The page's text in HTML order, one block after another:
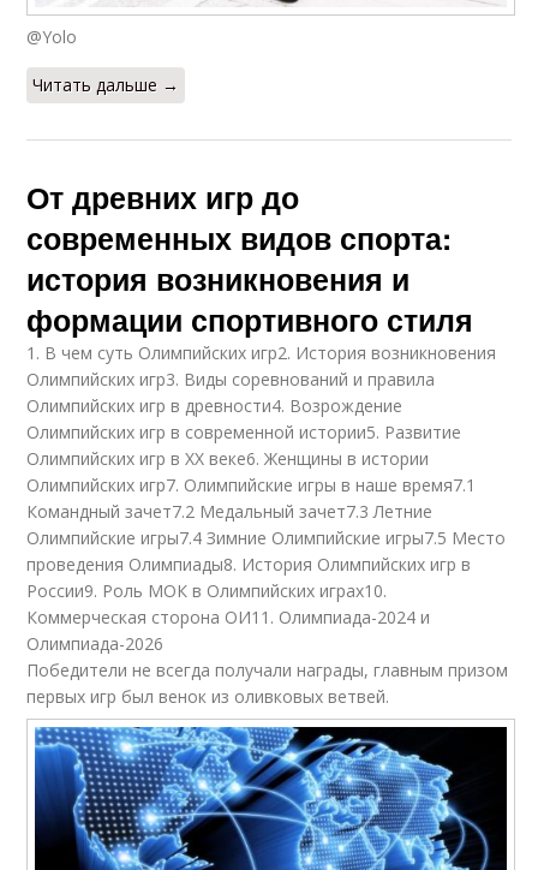
@Yolo
Читать дальше →
От древних игр до
современных видов спорта:
история возникновения и
формации спортивного стиля
1. В чем суть Олимпийских игр2. История возникновения
Олимпийских игр3. Виды соревнований и правила
Олимпийских игр в древности4. Возрождение
Олимпийских игр в современной истории5. Развитие
Олимпийских игр в ХХ веке6. Женщины в истории
Олимпийских игр7. Олимпийские игры в наше время7.1
Командный зачет7.2 Медальный зачет7.3 Летние
Олимпийские игры7.4 Зимние Олимпийские игры7.5 Место
проведения Олимпиады8. История Олимпийских игр в
России9. Роль МОК в Олимпийских играх10.
Коммерческая сторона ОИ11. Олимпиада-2024 и
Олимпиада-2026
Победители не всегда получали награды, главным призом
первых игр был венок из оливковых ветвей.